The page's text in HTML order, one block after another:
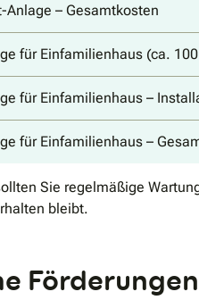
Anlage – Gesamtkosten
für Einfamilienhaus (ca. 100
für Einfamilienhaus –
für Einfamilienhaus –
Sie regelmäßige
bleibt.